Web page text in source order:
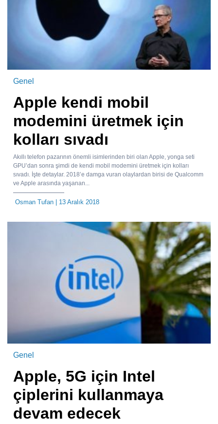
Genel
Apple kendi mobil
modemini üretmek için
kolları sıvadı
Akıllı telefon pazarının önemli isimlerinden biri olan Apple, yonga seti
GPU’dan sonra şimdi de kendi mobil modemini üretmek için kolları
sıvadı. İşte detaylar. 2018’e damga vuran olaylardan birisi de Qualcomm
ve Apple arasında yaşanan...
Osman Tufan | 13 Aralık 2018
Genel
Apple, 5G için Intel
çiplerini kullanmaya
devam edecek